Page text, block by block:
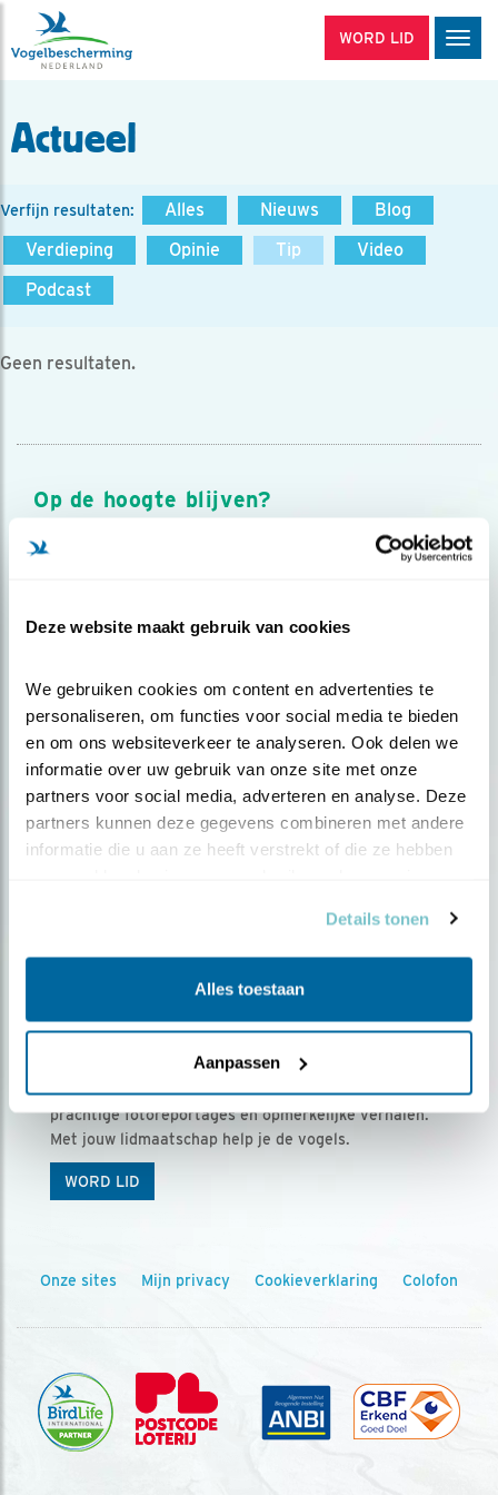
Deze website maakt gebruik van cookies
We gebruiken cookies om content en advertenties te
personaliseren, om functies voor social media te bieden
en om ons websiteverkeer te analyseren. Ook delen we
informatie over uw gebruik van onze site met onze
partners voor social media, adverteren en analyse. Deze
partners kunnen deze gegevens combineren met andere
informatie die u aan ze heeft verstrekt of die ze hebben
Details tonen
Alles toestaan
Aanpassen
WORD LID
Actueel
Verfijn resultaten: Alles Nieuws
Blog
Verdieping
Opinie Tip
Video
Podcast
Geen resultaten.
Op de hoogte blijven?
Meld je aan en ontvang nieuws, inspiratie, acties en tips
over vogels en activiteiten van Vogelbescherming.
Ontvang 5 x Vogels voor € 36,00 per jaar
Vogels is het tijdschrift voor onze leden, met
prachtige fotoreportages en opmerkelijke verhalen.
Met jouw lidmaatschap help je de vogels.
WORD LID
Onze sites Mijn privacy Cookieverklaring Colofon